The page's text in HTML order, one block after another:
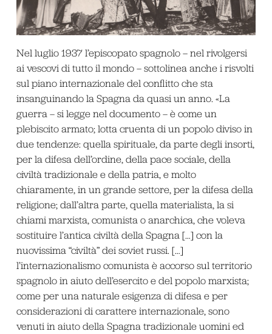
Nel luglio 1937 l’episcopato spagnolo ­– nel rivolgersi
ai vescovi di tutto il mondo ­– sottolinea anche i risvolti
sul piano internazionale del conflitto che sta
insanguinando la Spagna da quasi un anno. «La
guerra – si legge nel documento – è come un
plebiscito armato; lotta cruenta di un popolo diviso in
due tendenze: quella spirituale, da parte degli insorti,
per la difesa dell’ordine, della pace sociale, della
civiltà tradizionale e della patria, e molto
chiaramente, in un grande settore, per la difesa della
religione; dall’altra parte, quella materialista, la si
chiami marxista, comunista o anarchica, che voleva
sostituire l’antica civiltà della Spagna […] con la
nuovissima “civiltà” dei soviet russi. […]
l’internazionalismo comunista è accorso sul territorio
spagnolo in aiuto dell’esercito e del popolo marxista;
come per una naturale esigenza di difesa e per
considerazioni di carattere internazionale, sono
venuti in aiuto della Spagna tradizionale uomini ed